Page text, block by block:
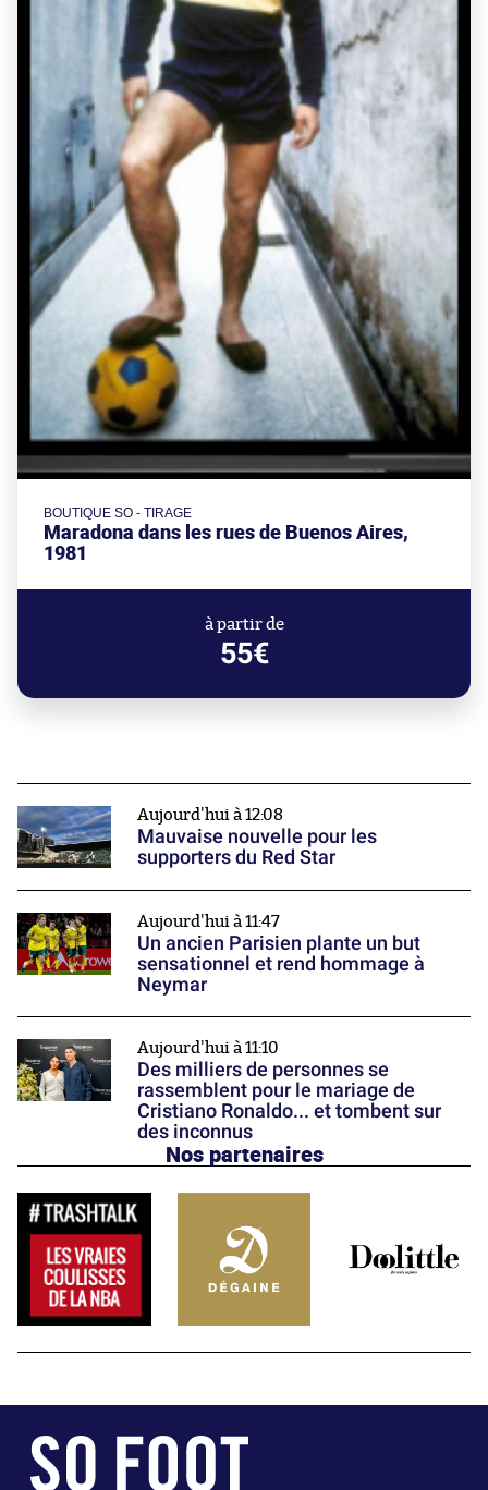
BOUTIQUE SO - TIRAGE
Maradona dans les rues de Buenos Aires,
1981
à partir de
55€
Aujourd'hui à 12:08
Mauvaise nouvelle pour les
supporters du Red Star
Aujourd'hui à 11:47
Un ancien Parisien plante un but
sensationnel et rend hommage à
Neymar
Aujourd'hui à 11:10
Des milliers de personnes se
rassemblent pour le mariage de
Cristiano Ronaldo... et tombent sur
des inconnus
Nos partenaires